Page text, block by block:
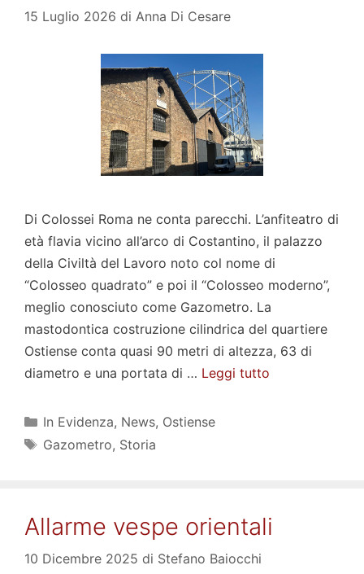
15 Luglio 2026 di Anna Di Cesare
Di Colossei Roma ne conta parecchi. L’anfiteatro di
età flavia vicino all’arco di Costantino, il palazzo
della Civiltà del Lavoro noto col nome di
“Colosseo quadrato” e poi il “Colosseo moderno”,
meglio conosciuto come Gazometro. La
mastodontica costruzione cilindrica del quartiere
Ostiense conta quasi 90 metri di altezza, 63 di
diametro e una portata di … Leggi tutto
Categorie
In Evidenza, News, Ostiense
Tag
Gazometro, Storia
Allarme vespe orientali
10 Dicembre 2025 di Stefano Baiocchi